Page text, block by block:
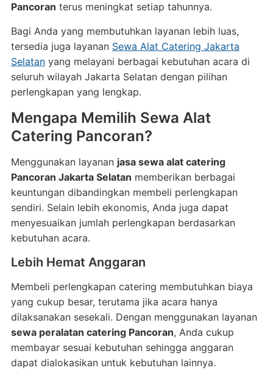
Pancoran terus meningkat setiap tahunnya.
Bagi Anda yang membutuhkan layanan lebih luas,
tersedia juga layanan Sewa Alat Catering Jakarta
Selatanyang melayani berbagai kebutuhan acara di
seluruh wilayah Jakarta Selatan dengan pilihan
perlengkapan yang lengkap.
Mengapa Memilih Sewa Alat
Catering Pancoran?
Menggunakan layanan jasa sewa alat catering
Pancoran Jakarta Selatan memberikan berbagai
keuntungan dibandingkan membeli perlengkapan
sendiri. Selain lebih ekonomis, Anda juga dapat
menyesuaikan jumlah perlengkapan berdasarkan
kebutuhan acara.
Lebih Hemat Anggaran
Membeli perlengkapan catering membutuhkan biaya
yang cukup besar, terutama jika acara hanya
dilaksanakan sesekali. Dengan menggunakan layanan
sewa peralatan catering Pancoran, Anda cukup
membayar sesuai kebutuhan sehingga anggaran
dapat dialokasikan untuk kebutuhan lainnya.